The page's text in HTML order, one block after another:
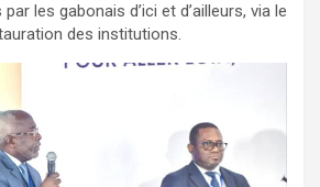
les gabonais d’ici et d’ailleurs, via le
des institutions.